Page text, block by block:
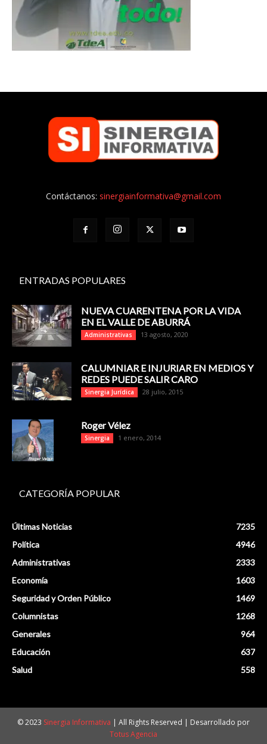
Contáctanos: sinergiainformativa@gmail.com
ENTRADAS POPULARES
NUEVA CUARENTENA POR LA VIDA
EN EL VALLE DE ABURRÁ
Administrativas 13 agosto, 2020
CALUMNIAR E INJURIAR EN MEDIOS Y
REDES PUEDE SALIR CARO
Sinergia Jurídica 28 julio, 2015
Roger Vélez
Sinergia 1 enero, 2014
CATEGORÍA POPULAR
Últimas Noticias
7235
Política
4946
Administrativas
2333
Economía
1603
Seguridad y Orden Público
1469
Columnistas
1268
Generales
964
Educación
637
Salud
558
© 2023 Sinergia Informativa | All Rights Reserved | Desarrollado por
Totus Agencia